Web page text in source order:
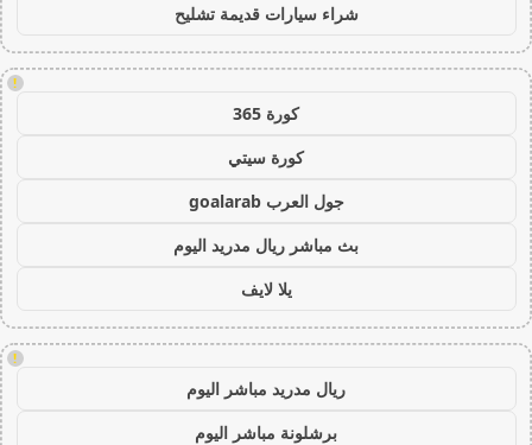
شراء سيارات قديمة تشليح
!
كورة 365
كورة سيتي
جول العرب goalarab
بث مباشر ريال مدريد اليوم
يلا لايف
!
ريال مدريد مباشر اليوم
برشلونة مباشر اليوم